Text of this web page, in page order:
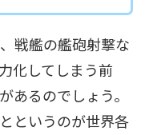
戦艦の艦砲射撃な
化してしまう前
あるのでしょう。
というのが世界各